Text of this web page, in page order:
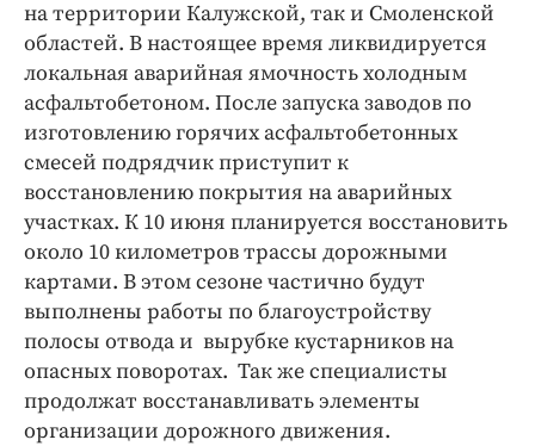
на территории Калужской, так и Смоленской
областей. В настоящее время ликвидируется
локальная аварийная ямочность холодным
асфальтобетоном. После запуска заводов по
изготовлению горячих асфальтобетонных
смесей подрядчик приступит к
восстановлению покрытия на аварийных
участках. К 10 июня планируется восстановить
около 10 километров трассы дорожными
картами. В этом сезоне частично будут
выполнены работы по благоустройству
полосы отвода и вырубке кустарников на
опасных поворотах. Так же специалисты
продолжат восстанавливать элементы
организации дорожного движения.